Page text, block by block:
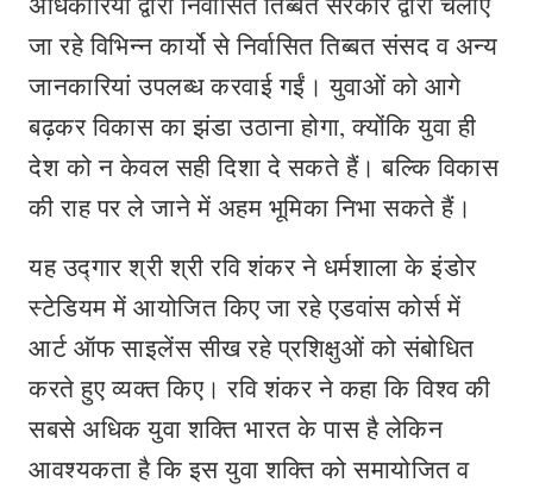
जा रहे विभिन्न कार्यो से निर्वासित तिब्बत संसद व अन्य
जानकारियां उपलब्ध करवाई गईं। युवाओं को आगे
बढ़कर विकास का झंडा उठाना होगा, क्योंकि युवा ही
देश को न केवल सही दिशा दे सकते हैं। बल्कि विकास
की राह पर ले जाने में अहम भूमिका निभा सकते हैं।
यह उद्गार श्री श्री रवि शंकर ने धर्मशाला के इंडोर
स्टेडियम में आयोजित किए जा रहे एडवांस कोर्स में
आर्ट ऑफ साइलेंस सीख रहे प्रशिक्षुओं को संबोधित
करते हुए व्यक्त किए। रवि शंकर ने कहा कि विश्व की
सबसे अधिक युवा शक्ति भारत के पास है लेकिन
आवश्यकता है कि इस युवा शक्ति को समायोजित व